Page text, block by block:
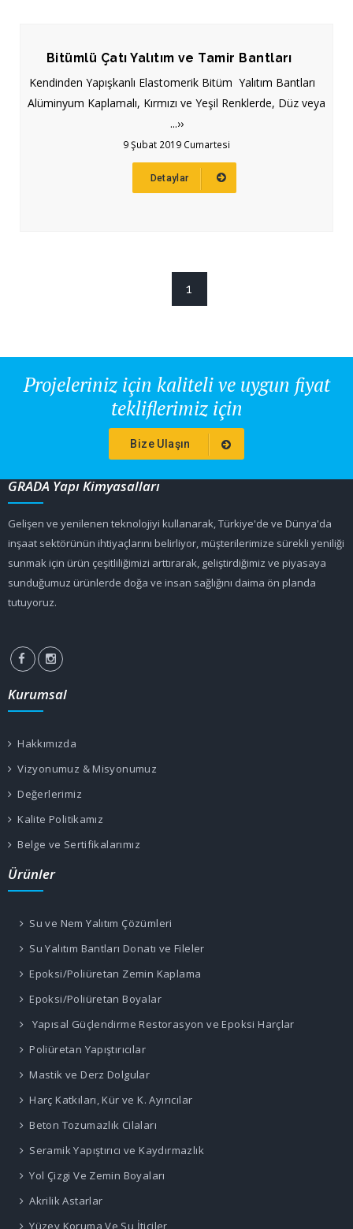
Bitümlü Çatı Yalıtım ve Tamir Bantları
Kendinden Yapışkanlı Elastomerik Bitüm Yalıtım Bantları
Alüminyum Kaplamalı, Kırmızı ve Yeşil Renklerde, Düz veya
...››
9 Şubat 2019 Cumartesi
Detaylar
1
Projeleriniz için kaliteli ve uygun fiyat
tekliflerimiz için
Bize Ulaşın
GRADA Yapı Kimyasalları
Gelişen ve yenilenen teknolojiyi kullanarak, Türkiye'de ve Dünya'da
inşaat sektörünün ihtiyaçlarını belirliyor, müşterilerimize sürekli yeniliği
sunmak için ürün çeşitliliğimizi arttırarak, geliştirdiğimiz ve piyasaya
sunduğumuz ürünlerde doğa ve insan sağlığını daima ön planda
tutuyoruz.
Kurumsal
Hakkımızda
Vizyonumuz & Misyonumuz
Değerlerimiz
Kalite Politikamız
Belge ve Sertifikalarımız
Ürünler
Su ve Nem Yalıtım Çözümleri
Su Yalıtım Bantları Donatı ve Fileler
Epoksi/Poliüretan Zemin Kaplama
Epoksi/Poliüretan Boyalar
Yapısal Güçlendirme Restorasyon ve Epoksi Harçlar
Poliüretan Yapıştırıcılar
Mastik ve Derz Dolgular
Harç Katkıları, Kür ve K. Ayırıcılar
Beton Tozumazlık Cilaları
Seramik Yapıştırıcı ve Kaydırmazlık
Yol Çizgi Ve Zemin Boyaları
Akrilik Astarlar
Yüzey Koruma Ve Su İticiler